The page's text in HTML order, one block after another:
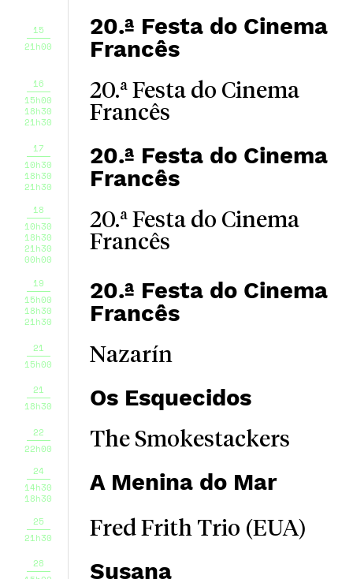
15
21h00
20.ª Festa do Cinema
Francês
16
15h00
18h30
21h30
20.ª Festa do Cinema
Francês
17
10h30
18h30
21h30
20.ª Festa do Cinema
Francês
18
10h30
18h30
21h30
00h00
20.ª Festa do Cinema
Francês
19
15h00
18h30
21h30
20.ª Festa do Cinema
Francês
21
15h00
Nazarín
21
18h30
Os Esquecidos
22
22h00
The Smokestackers
24
14h30
18h30
A Menina do Mar
25
21h30
Fred Frith Trio (EUA)
28
Susana